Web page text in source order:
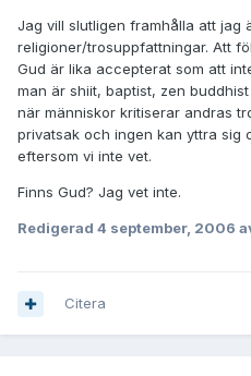
Jag vill slutligen framhålla att jag
religioner/trosuppfattningar. Att
Gud är lika accepterat som att
man är shiit, baptist, zen
när människor kritiserar andras
privatsak och ingen kan yttra sig
eftersom vi inte vet.
Finns Gud? Jag vet inte.
Redigerad 4 september, 2006
Citera